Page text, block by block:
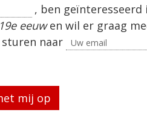
, ben geïnteresseerd
eeuwen wil er graag
naar